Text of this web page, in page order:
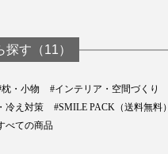
す（11）
枕・小物 #インテリア・空間づくり
冷え対策 #SMILE PACK（送料無料）
べての商品